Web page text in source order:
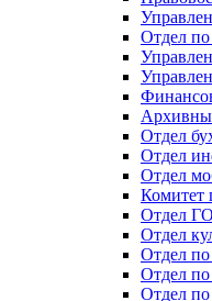
Отдел
Отдел
Отдел
Отдел
Комитет
Отдел
Отдел
Отдел
Отдел по
Отдел